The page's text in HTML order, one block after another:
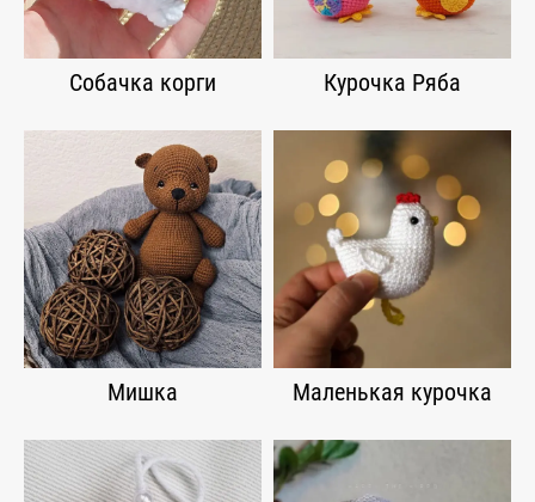
Собачка корги Курочка Ряба
Мишка Маленькая курочка